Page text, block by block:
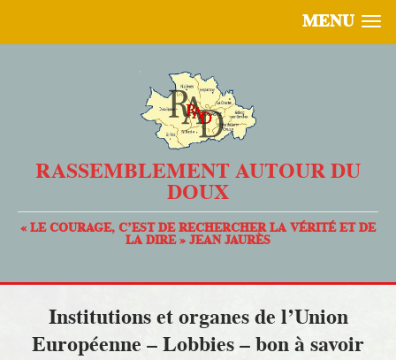
MENU
RASSEMBLEMENT AUTOUR DU
DOUX
« LE COURAGE, C’EST DE RECHERCHER LA VÉRITÉ ET DE
LA DIRE » JEAN JAURÈS
Institutions et organes de l’Union
Européenne – Lobbies – bon à savoir